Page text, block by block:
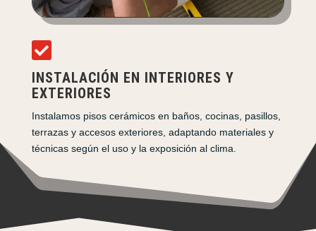

INSTALACIÓN EN INTERIORES Y
EXTERIORES
Instalamos pisos cerámicos en baños, cocinas, pasillos,
terrazas y accesos exteriores, adaptando materiales y
técnicas según el uso y la exposición al clima.